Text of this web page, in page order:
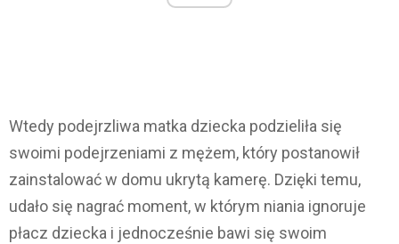
Wtedy podejrzliwa matka dziecka podzieliła się
swoimi podejrzeniami z mężem, który postanowił
zainstalować w domu ukrytą kamerę. Dzięki temu,
udało się nagrać moment, w którym niania ignoruje
płacz dziecka i jednocześnie bawi się swoim